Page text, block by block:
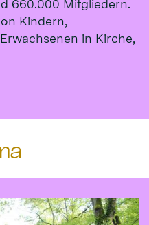
660.000 Mitgliedern.
Kindern,
in Kirche,